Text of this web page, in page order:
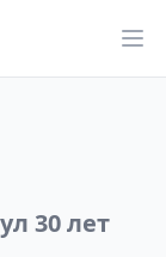
30 лет